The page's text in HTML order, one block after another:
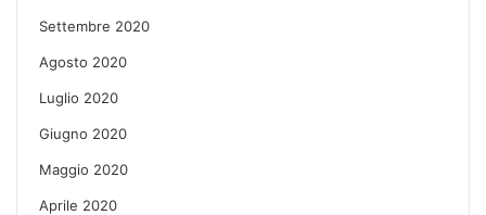
Settembre 2020
Agosto 2020
Luglio 2020
Giugno 2020
Maggio 2020
Aprile 2020